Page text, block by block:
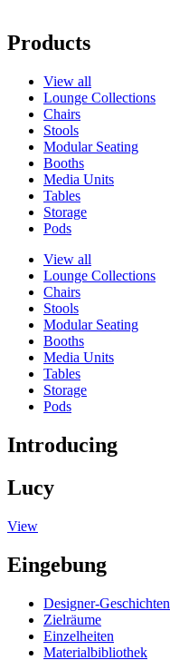
Products
View all
Lounge Collections
Chairs
Stools
Modular Seating
Booths
Media Units
Tables
Storage
Pods
View all
Lounge Collections
Chairs
Stools
Modular Seating
Booths
Media Units
Tables
Storage
Pods
Introducing
Lucy
View
Eingebung
Designer-Geschichten
Zielräume
Einzelheiten
Materialbibliothek